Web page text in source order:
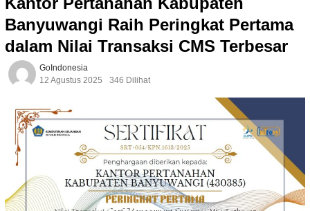
Banyuwangi Raih Peringkat Pertama
dalam Nilai Transaksi CMS Terbesar
GoIndonesia
12 Agustus 2025
346 Dilihat